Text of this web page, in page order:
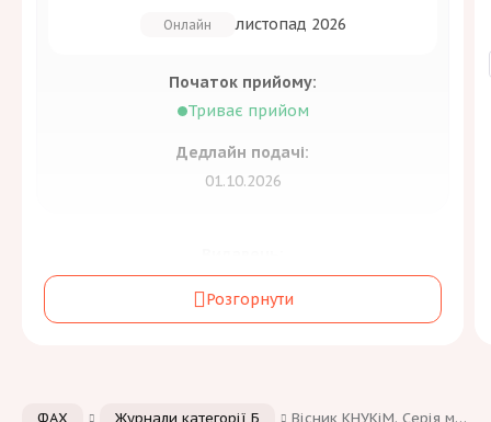
Державна науково-технічна бібліотека
України
Онлайн листопад 2026
Початок прийому:
Триває прийом
Дедлайн подачі:
01.10.2026
Розгорнути